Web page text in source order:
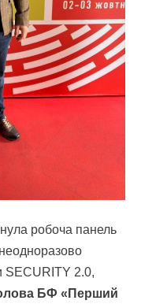
робоча панель
SECURITY 2.0,
БФ «Перший